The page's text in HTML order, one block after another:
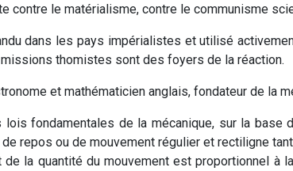
contre le matérialisme, contre le communisme
dans les pays impérialistes et utilisé
thomistes sont des foyers de la réaction.
et mathématicien anglais, fondateur de la
fondamentales de la mécanique, sur la base
repos ou de mouvement régulier et rectiligne
la quantité du mouvement est proportionnel à